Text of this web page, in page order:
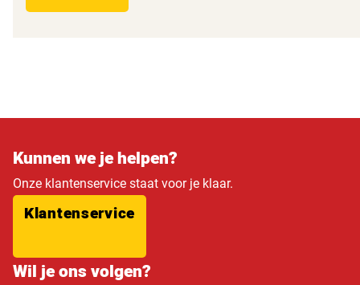
Kunnen we je helpen?
Onze klantenservice staat voor je klaar.
Klantenservice
Wil je ons volgen?